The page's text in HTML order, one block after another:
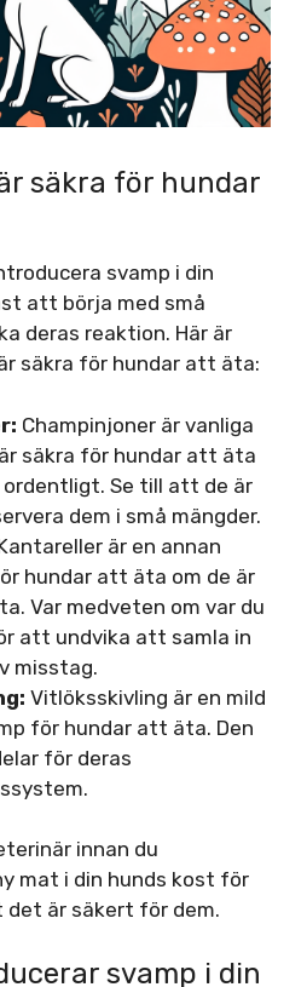
säkra för hundar
svamp i din
att börja med små
deras reaktion. Här är
säkra för hundar att äta:
Champinjoner är vanliga
säkra för hundar att äta
ordentligt. Se till att de är
dem i små mängder.
är en annan
hundar att äta om de är
Var medveten om var du
att undvika att samla in
misstag.
Vitlöksskivling är en mild
för hundar att äta. Den
för deras
innan du
mat i din hunds kost för
är säkert för dem.
svamp i din